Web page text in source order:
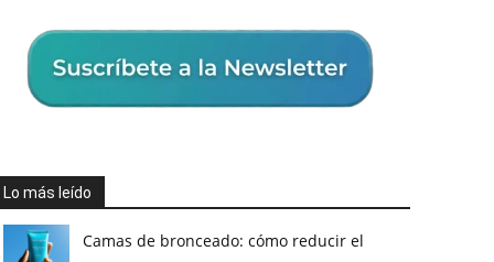
Lo más leído
Camas de bronceado: cómo reducir el